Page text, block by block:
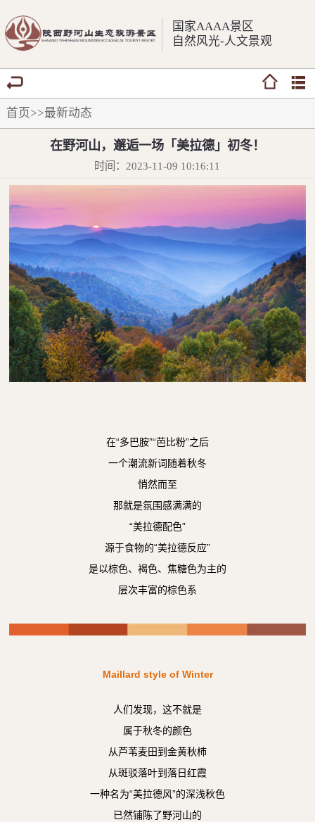
国家AAAA景区
自然风光-人文景观
首页>>最新动态
在野河山，邂逅一场「美拉德」初冬！
时间：2023-11-09 10:16:11
在“多巴胺”“芭比粉”之后
一个潮流新词随着秋冬
悄然而至
那就是氛围感满满的
“美拉德配色”
源于食物的“美拉德反应”
是以棕色、褐色、焦糖色为主的
层次丰富的棕色系
Maillard style of Winter
人们发现，这不就是
属于秋冬的颜色
从芦苇麦田到金黄秋柿
从斑驳落叶到落日红霞
一种名为“美拉德风”的深浅秋色
已然铺陈了野河山的